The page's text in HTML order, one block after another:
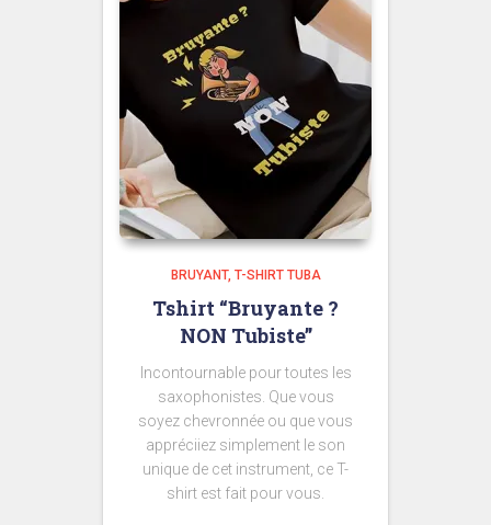
BRUYANT T-SHIRT TUBA
Tshirt “Bruyante ?
NON Tubiste”
Incontournable pour toutes les
saxophonistes. Que vous
soyez chevronnée ou que vous
appréciiez simplement le son
unique de cet instrument, ce T-
shirt est fait pour vous.